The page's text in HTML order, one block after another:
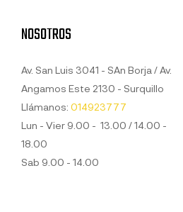
NOSOTROS
Av. San Luis 3041 - SAn Borja / Av.
Angamos Este 2130 - Surquillo
Llámanos: 014923777
Lun - Vier 9.00 - 13.00 / 14.00 -
18.00
Sab 9.00 - 14.00